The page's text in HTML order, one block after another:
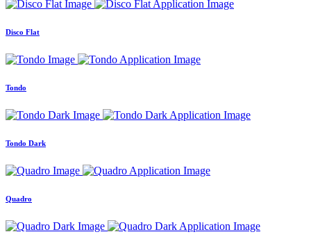
Disco Flat
Tondo
Tondo Dark
Quadro